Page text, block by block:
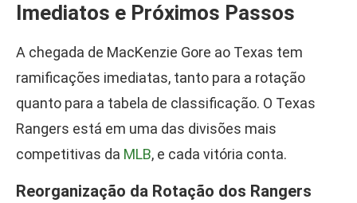
Imediatos e Próximos Passos
A chegada de MacKenzie Gore ao Texas tem
ramificações imediatas, tanto para a rotação
quanto para a tabela de classificação. O Texas
Rangers está em uma das divisões mais
competitivas da MLB, e cada vitória conta.
Reorganização da Rotação dos Rangers